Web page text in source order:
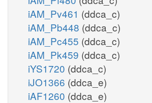
iAM_Pv461 (ddca_c)
iAM_Pb448 (ddca_c)
iAM_Pc455 (ddca_c)
iAM_Pk459 (ddca_c)
iYS1720 (ddca_c)
iJO1366 (ddca_e)
iAF1260 (ddca_e)